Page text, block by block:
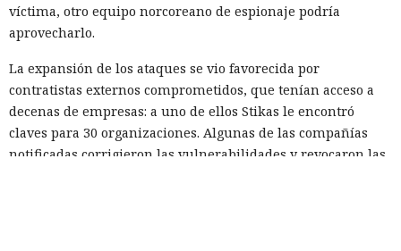
víctima, otro equipo norcoreano de espionaje podría
aprovecharlo.
La expansión de los ataques se vio favorecida por
contratistas externos comprometidos, que tenían acceso a
decenas de empresas: a uno de ellos Stikas le encontró
claves para 30 organizaciones. Algunas de las compañías
notificadas corrigieron las vulnerabilidades y revocaron las